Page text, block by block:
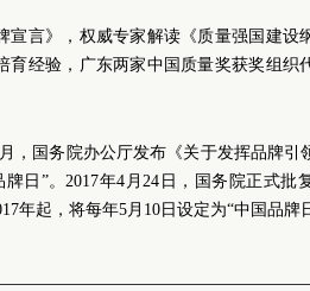
宣言》，权威专家解读《质量强国建设
育经验，广东两家中国质量奖获奖组织
，国务院办公厅发布《关于发挥品牌引
日”。2017年4月24日，国务院正式批
年起，将每年5月10日设定为“中国品牌